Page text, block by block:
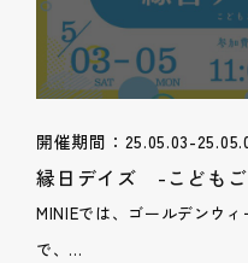
開催期間：25.05.03-
縁日デイズ -こども
MINIEでは、ゴールデンウ
で、...